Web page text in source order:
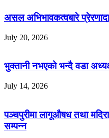
असल अभिभावकत्वबारे
July 20, 2026
भुक्तानी नभएको भन्दै वडा
July 14, 2026
पञ्चपुरीमा लागूऔषध तथा
सम्पन्न